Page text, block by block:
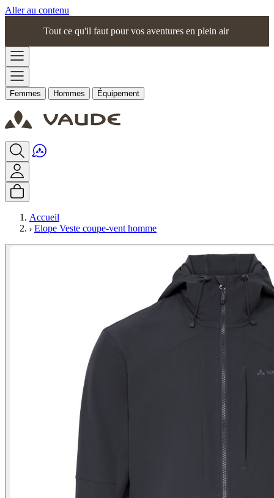
Aller au contenu
Tout ce qu'il faut pour vos aventures en plein air
Femmes Hommes Équipement
Accueil
Elope Veste coupe-vent homme